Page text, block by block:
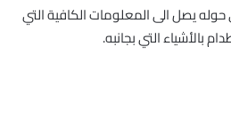
حوله يصل الى المعلومات الكافية التي
باﻷشياء التي بجانبه.